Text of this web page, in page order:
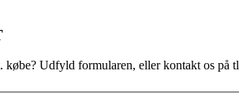
købe? Udfyld formularen, eller kontakt os på